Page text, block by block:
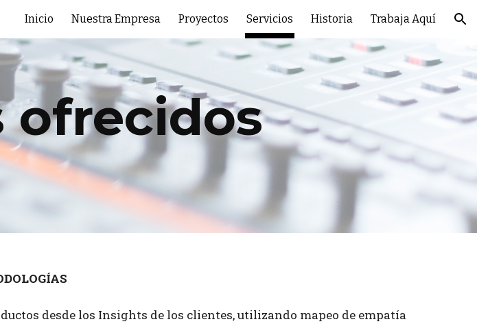
Skip to navigation
Inicio Nuestra Empresa Proyectos Servicios Historia Trabaja Aquí
ofrecidos
desde los Insights de los clientes, utilizando mapeo de empatía